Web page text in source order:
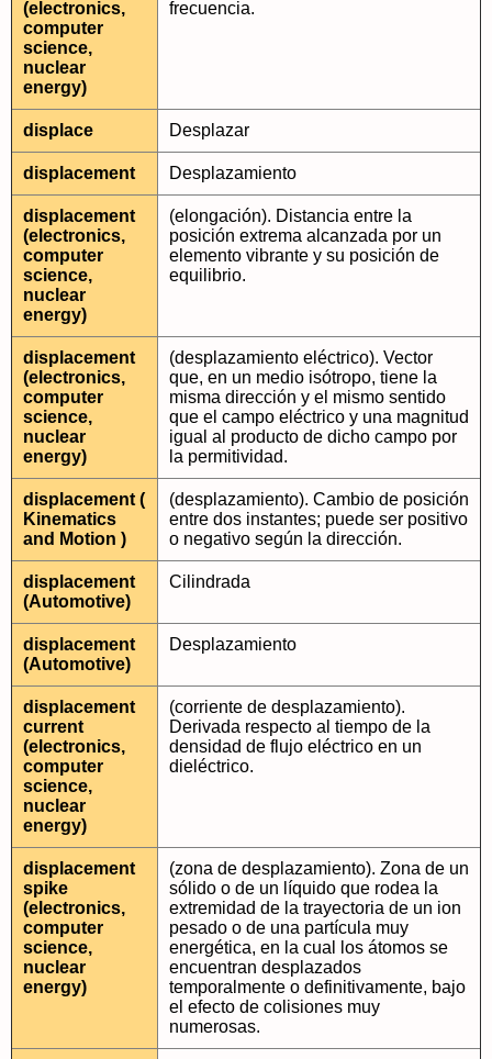
(electronics,
computer
science,
nuclear
energy)
frecuencia.
displace Desplazar
displacement Desplazamiento
displacement
(electronics,
computer
science,
nuclear
energy)
(elongación). Distancia entre la
posición extrema alcanzada por un
elemento vibrante y su posición de
equilibrio.
displacement
(electronics,
computer
science,
nuclear
energy)
(desplazamiento eléctrico). Vector
que, en un medio isótropo, tiene la
misma dirección y el mismo sentido
que el campo eléctrico y una magnitud
igual al producto de dicho campo por
la permitividad.
displacement (
Kinematics
and Motion )
(desplazamiento). Cambio de posición
entre dos instantes; puede ser positivo
o negativo según la dirección.
displacement
(Automotive)
Cilindrada
displacement
(Automotive)
Desplazamiento
displacement
current
(electronics,
computer
science,
nuclear
energy)
(corriente de desplazamiento).
Derivada respecto al tiempo de la
densidad de flujo eléctrico en un
dieléctrico.
displacement
spike
(electronics,
computer
science,
nuclear
energy)
(zona de desplazamiento). Zona de un
sólido o de un líquido que rodea la
extremidad de la trayectoria de un ion
pesado o de una partícula muy
energética, en la cual los átomos se
encuentran desplazados
temporalmente o definitivamente, bajo
el efecto de colisiones muy
numerosas.